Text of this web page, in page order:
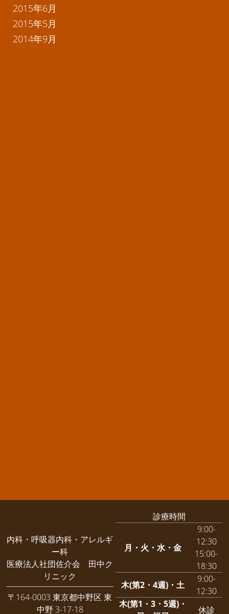
2015年6月
2015年5月
2014年9月
内科・呼吸器内科・アレルギ
ー科
医療法人社団佐介会 田中ク
リニック
〒164-0003 東京都中野区 東
中野 3-17-18
診療時間
月・火・水・金
9:00-
12:30
15:00-
18:30
木(第2・4週)・土
9:00-
12:30
木(第1・3・5週)・
休診